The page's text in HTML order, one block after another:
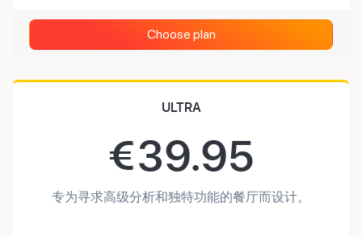
Choose plan
ULTRA
€39.95
专为寻求高级分析和独特功能的餐厅而设计。